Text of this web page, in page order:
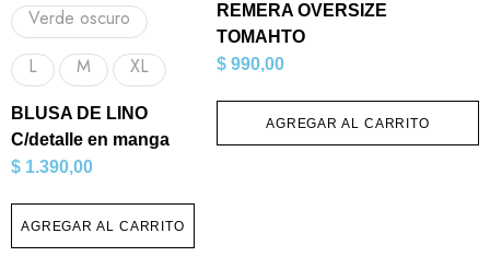
Verde oscuro
L
M XL
BLUSA DE LINO
C/detalle en manga
$ 1.390,00
AGREGAR AL CARRITO
REMERA OVERSIZE
TOMAHTO
$ 990,00
AGREGAR AL CARRITO